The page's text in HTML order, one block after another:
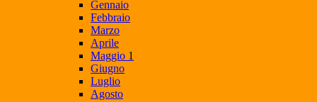
Gennaio
Febbraio
Marzo
Aprile
Maggio 1
Giugno
Luglio
Agosto